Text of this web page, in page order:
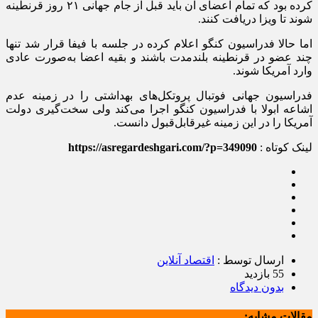
کرده بود که تمام اعضای آن باید قبل از جام جهانی ٢١ روز قرنطینه
شوند تا ویزا دریافت کنند.
اما حالا فدراسیون کنگو اعلام کرده در جلسه با فیفا قرار شد تنها
چند عضو در قرنطینه بلندمدت باشند و بقیه اعضا به‌صورت عادی
وارد آمریکا شوند.
فدراسیون جهانی فوتبال پروتکل‌های بهداشتی را در زمینه عدم
اشاعه ابولا با فدراسیون کنگو اجرا می‌کند ولی سخت‌گیری دولت
آمریکا را در این زمینه غیرقابل‌قبول دانست.
لینک کوتاه : https://asregardeshgari.com/?p=349090
ارسال توسط : اقتصاد آنلاین
55 بازدید
بدون دیدگاه